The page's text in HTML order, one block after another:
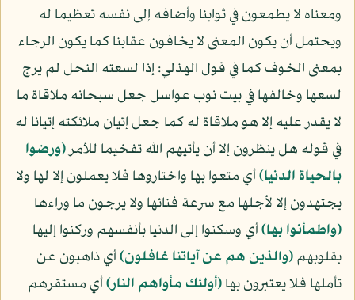
ومعناه لا يطمعون في ثوابنا وأضافه إلى نفسه تعظيما له
ويحتمل أن يكون المعنى لا يخافون عقابنا كما يكون الرجاء
بمعنى الخوف كما في قول الهذلي: إذا لسعته النحل لم يرج
لسعها وخالفها في بيت نوب عواسل جعل سبحانه ملاقاة ما
لا يقدر عليه إلا هو ملاقاة له كما جعل إتيان ملائكته إتيانا له
في قوله هل ينظرون إلا أن يأتيهم الله تفخيما للأمر﴿ورضوا
بالحياة الدنيا﴾أي متعوا بها واختاروها فلا يعملون إلا لها ولا
يجتهدون إلا لأجلها مع سرعة فنائها ولا يرجون ما وراءها
﴿واطمأنوا بها﴾أي وسكنوا إلى الدنيا بأنفسهم وركنوا إليها
بقلوبهم﴿والذين هم عن آياتنا غافلون﴾أي ذاهبون عن
تأملها فلا يعتبرون بها﴿أولئك مأواهم النار﴾أي مستقرهم